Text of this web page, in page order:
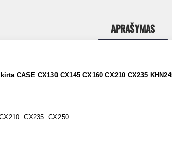
APRAŠYMAS
CASE CX130 CX145 CX160 CX210 CX235
CX235 CX250